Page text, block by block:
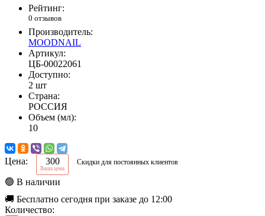
Рейтинг:
0 отзывов
Производитель:
MOODNAIL
Артикул:
ЦБ-00022061
Доступно:
2 шт
Страна:
РОССИЯ
Объем (мл):
10
Цена: 300
Ваша цена
Скидки для постоянных клиентов
🟢 В наличии
🚚 Бесплатно сегодня при заказе до 12:00
Количество: